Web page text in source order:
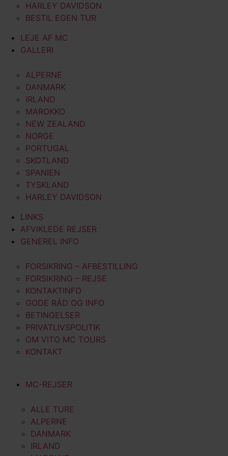
HARLEY DAVIDSON
BESTIL EGEN TUR
LEJE AF MC
GALLERI
ALPERNE
DANMARK
IRLAND
MAROKKO
NEW ZEALAND
NORGE
PORTUGAL
SKOTLAND
SPANIEN
TYSKLAND
HARLEY DAVIDSON
LINKS
AFVIKLEDE REJSER
GENEREL INFO
FORSIKRING – AFBESTILLING
FORSIKRING – REJSE
KONTAKTINFO
GODE RÅD OG INFO
BETINGELSER
PRIVATLIVSPOLITIK
OM VITO MC TOURS
KONTAKT
MC-REJSER
ALLE TURE
ALPERNE
DANMARK
IRLAND